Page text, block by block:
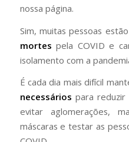
nossa página.
Sim, muitas pessoas
mortes pela COVID e
isolamento com a
É cada dia mais difícil
necessários para reduzir
evitar aglomerações,
máscaras e testar as